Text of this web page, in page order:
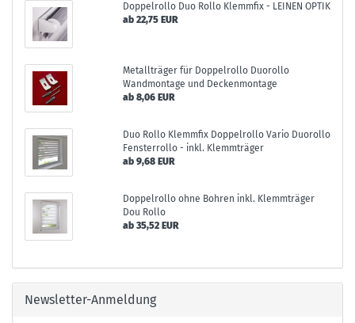
Doppelrollo Duo Rollo Klemmfix - LEINEN OPTIK
ab 22,75 EUR
Metallträger für Doppelrollo Duorollo
Wandmontage und Deckenmontage
ab 8,06 EUR
Duo Rollo Klemmfix Doppelrollo Vario Duorollo
Fensterrollo - inkl. Klemmträger
ab 9,68 EUR
Doppelrollo ohne Bohren inkl. Klemmträger
Dou Rollo
ab 35,52 EUR
Newsletter-Anmeldung